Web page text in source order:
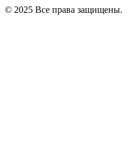
© 2025 Все права защищены.